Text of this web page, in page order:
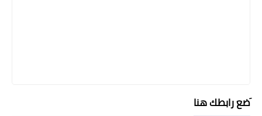
َضع رابطك هنا